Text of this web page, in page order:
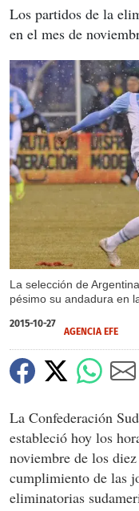
Los partidos de la
en el mes de
La selección de
pésimo su andadura en
2015-10-27
AGENCIA EFE
La Confederación
estableció hoy los
noviembre de los
cumplimiento de las
eliminatorias